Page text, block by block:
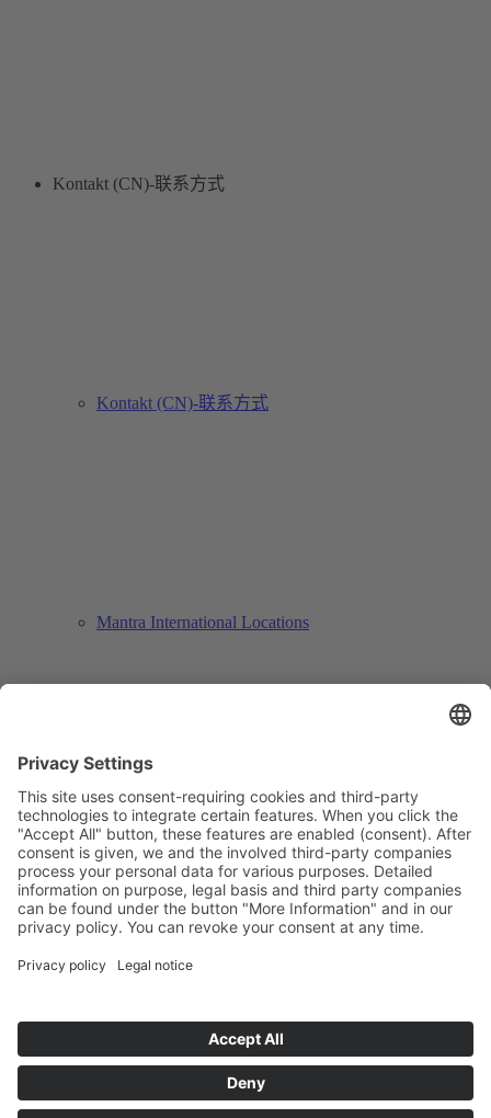
Kontakt (CN)-联系方式
Kontakt (CN)-联系方式
Mantra International Locations
Search
Menu Menu